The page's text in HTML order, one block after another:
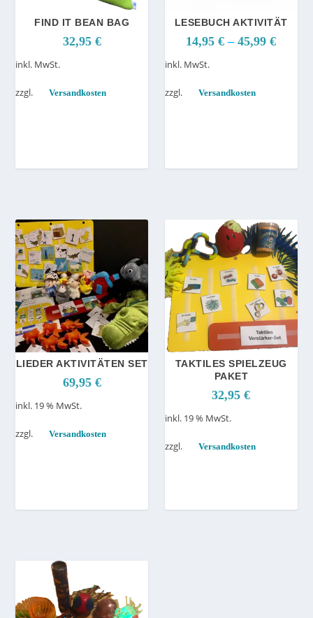
FIND IT BEAN BAG
32,95 €
inkl. MwSt.
zzgl. Versandkosten
LESEBUCH AKTIVITÄT
14,95€ –45,99€
inkl. MwSt.
zzgl. Versandkosten
LIEDER AKTIVITÄTEN SET
69,95 €
inkl. 19 % MwSt.
zzgl. Versandkosten
TAKTILES SPIELZEUG
PAKET
32,95€
inkl. 19 % MwSt.
zzgl. Versandkosten